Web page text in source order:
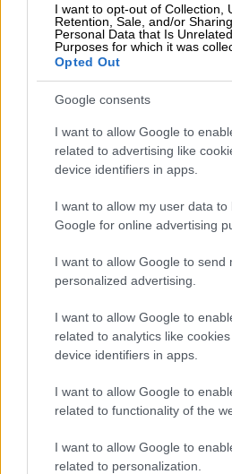
I want to opt-out of Collection,
Retention, Sale, and/or
Personal Data that Is
Purposes for which it was
Opted Out
Google consents
I want to allow Google to
related to advertising like
device identifiers in apps.
I want to allow my user data to
Google for online advertising
I want to allow Google to send
personalized advertising.
I want to allow Google to
related to analytics like
device identifiers in apps.
I want to allow Google to
related to functionality of the
I want to allow Google to
related to personalization.
επανενεξελέγη
εξασφαλίζοντας
Ο ακροδεξιόςΕθνικός
να κερδίσει την πόλη της
αποτελούσε, μαζί με την
τους κύριους στόχους
εκλογές.
Η βουλευτής του
Λαβαλέτ ( 46,5%)
την υποψήφια της
εξασφάλισε το 53,5%
ΣτηνΝίκαια, νικητής των
εκλογών είναι ο
Συναγερμού Ερίκ Σιοτί με
του υποψηφίου της
το 39,5% και της
που ακολούθησε με το